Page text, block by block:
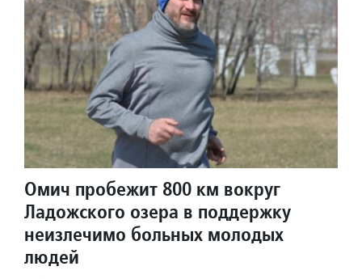
Омич пробежит 800 км вокруг
Ладожского озера в поддержку
неизлечимо больных молодых
людей